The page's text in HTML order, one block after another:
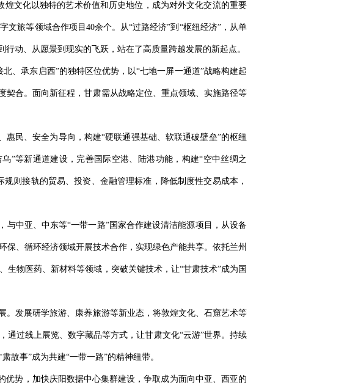
文化以独特的艺术价值和历史地位，成为对外文化交流的重要
旅等领域合作项目40余个。从“过路经济”到“枢纽经济”，从单
动、从愿景到现实的飞跃，站在了高质量跨越发展的新起点。
、承东启西”的独特区位优势，以“七地一屏一通道”战略构建起
契合。面向新征程，甘肃需从战略定位、重点领域、实施路径等
民、安全为导向，构建“硬联通强基础、软联通破壁垒”的枢纽
”等新通道建设，完善国际空港、陆港功能，构建“空中丝绸之
则接轨的贸易、投资、金融管理标准，降低制度性交易成本，
中亚、中东等“一带一路”国家合作建设清洁能源项目，从设备
、循环经济领域开展技术合作，实现绿色产能共享。依托兰州
物医药、新材料等领域，突破关键技术，让“甘肃技术”成为国
。发展研学旅游、康养旅游等新业态，将敦煌文化、石窟艺术等
过线上展览、数字藏品等方式，让甘肃文化“云游”世界。持续
故事”成为共建“一带一路”的精神纽带。
优势，加快庆阳数据中心集群建设，争取成为面向中亚、西亚的